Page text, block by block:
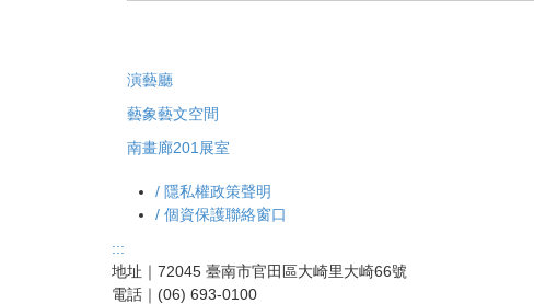
演藝廳
藝象藝文空間
南畫廊201展室
/ 隱私權政策聲明
/ 個資保護聯絡窗口
:::
地址｜72045 臺南市官田區大崎里大崎66號
電話｜(06) 693-0100